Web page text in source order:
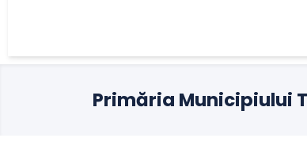
Primăria Municipiului